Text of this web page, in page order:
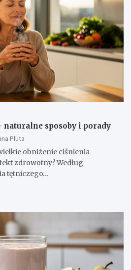
naturalne sposoby i porady
Pluta
obniżenie ciśnienia
zdrowotny? Według
tętniczego…